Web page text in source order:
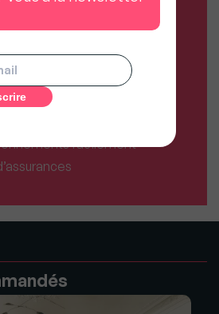
bien ?
emprunter ?
forfaits mobile
forfaits box Internet
facilement